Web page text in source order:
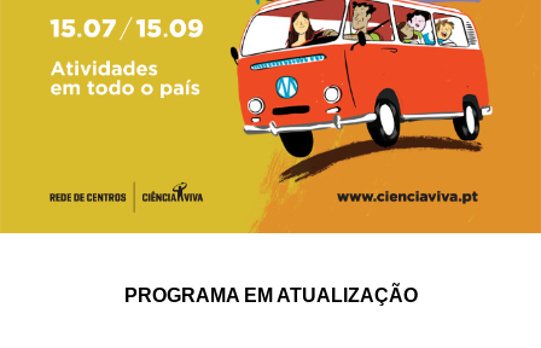
PROGRAMA EM ATUALIZAÇÃO